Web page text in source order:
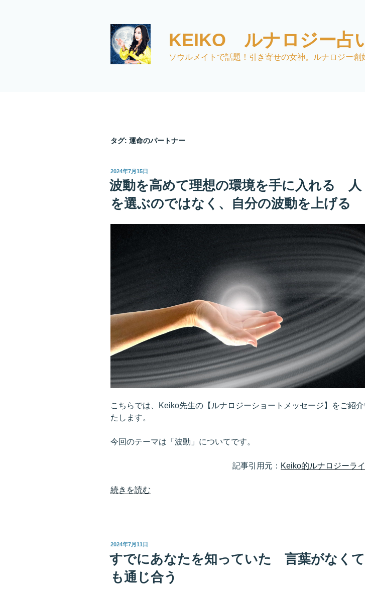
KEIKO ルナロジー占
ソウルメイトで話題！引き寄せの女神。ルナロジー
タグ: 運命のパートナー
投
稿
日:
2024年7月15日
波動を高めて理想の環境を手に入れる 人
を選ぶのではなく、自分の波動を上げる
こちらでは、Keiko先生の【ルナロジーショートメッセージ】をご紹介
たします。
今回のテーマは「波動」についてです。
記事引用元： Keiko的ルナロジーラ
“波
理
想
の
続きを読む
投
日:
2024年7月11日
すでにあなたを知っていた 言葉がなくて
も通じ合う